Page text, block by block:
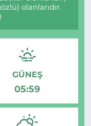
olanlarıdır.
GÜNEŞ
05:59